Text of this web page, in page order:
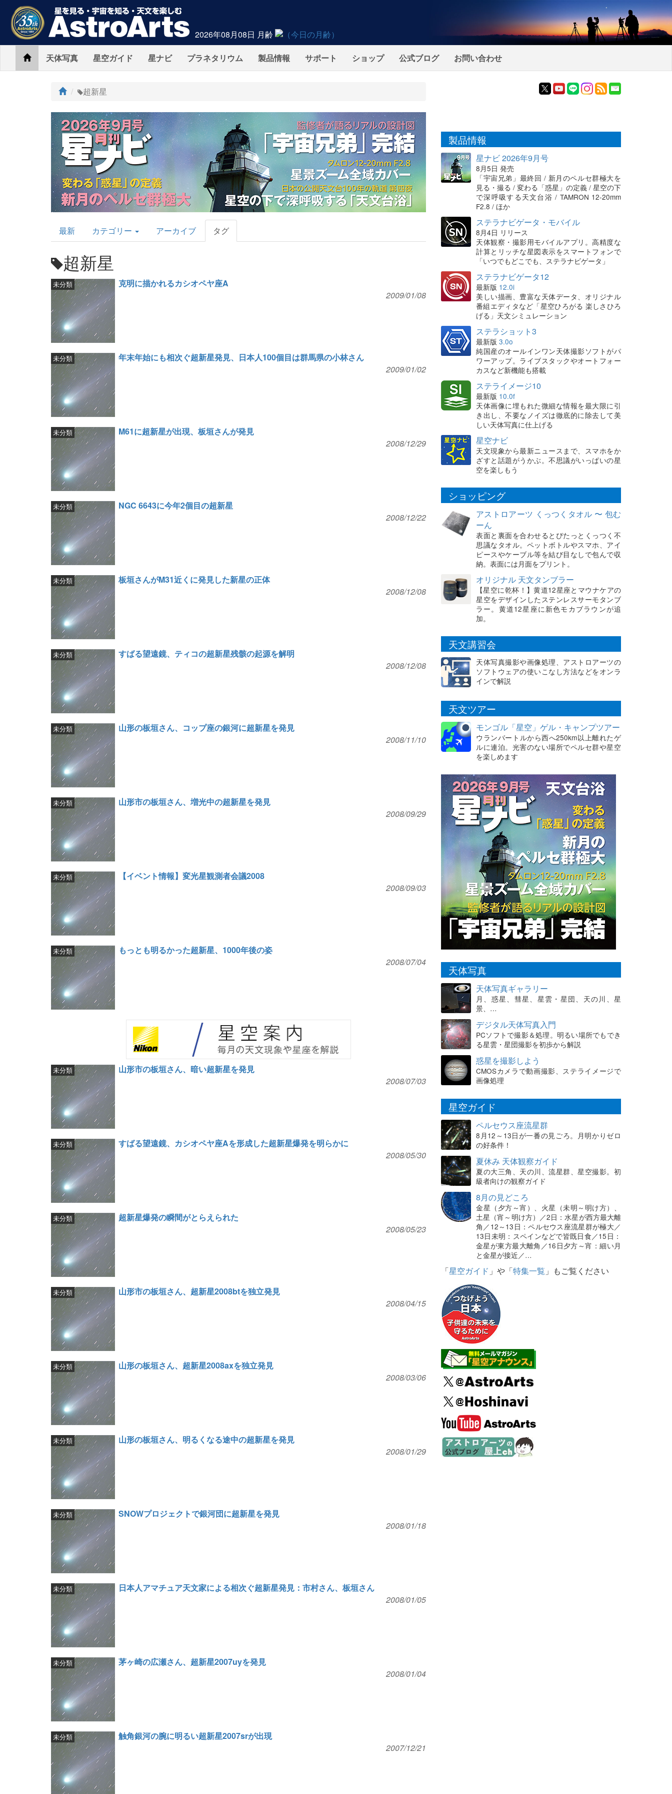
2026年08月08日 月齢
Home天体写真 星空ガイド 星ナビ プラネタリウム 製品情報 サポート ショップ 公式ブログ お問い合わせ
ト
プ
超新星
AstroArts
Topics
最新 カテゴリー アーカイブ タグ
超新星
克明に描かれるカシオペヤ座A
未分類
2009/01/08
年末年始にも相次ぐ超新星発見、日本人100個目は群馬県の小林さん
未分類
2009/01/02
M61に超新星が出現、板垣さんが発見
未分類
2008/12/29
NGC 6643に今年2個目の超新星
未分類
2008/12/22
板垣さんがM31近くに発見した新星の正体
未分類
2008/12/08
すばる望遠鏡、ティコの超新星残骸の起源を解明
未分類
2008/12/08
山形の板垣さん、コップ座の銀河に超新星を発見
未分類
2008/11/10
山形市の板垣さん、増光中の超新星を発見
未分類
2008/09/29
【イベント情報】変光星観測者会議2008
未分類
2008/09/03
もっとも明るかった超新星、1000年後の姿
未分類
2008/07/04
山形市の板垣さん、暗い超新星を発見
未分類
2008/07/03
すばる望遠鏡、カシオペヤ座Aを形成した超新星爆発を明らかに
未分類
2008/05/30
超新星爆発の瞬間がとらえられた
未分類
2008/05/23
山形市の板垣さん、超新星2008btを独立発見
未分類
2008/04/15
山形の板垣さん、超新星2008axを独立発見
未分類
2008/03/06
山形の板垣さん、明るくなる途中の超新星を発見
未分類
2008/01/29
SNOWプロジェクトで銀河団に超新星を発見
未分類
2008/01/18
日本人アマチュア天文家による相次ぐ超新星発見：市村さん、板垣さん
未分類
2008/01/05
茅ヶ崎の広瀬さん、超新星2007uyを発見
未分類
2008/01/04
触角銀河の腕に明るい超新星2007srが出現
未分類
2007/12/21
製品情報
星ナビ 2026年9月号
8月5日 発売
「宇宙兄弟」最終回 / 新月のペルセ群極大を
見る・撮る / 変わる「惑星」の定義 / 星空の下
で深呼吸する天文台浴 / TAMRON 12-20mm
F2.8 / ほか
ステラナビゲータ・モバイル
8月4日 リリース
天体観察・撮影用モバイルアプリ。高精度な
計算とリッチな星図表示をスマートフォンで
「いつでもどこでも、ステラナビゲータ」
ステラナビゲータ12
最新版 12.0i
美しい描画、豊富な天体データ、オリジナル
番組エディタなど「星空ひろがる 楽しさひろ
げる」天文シミュレーション
ステラショット3
最新版 3.0o
純国産のオールインワン天体撮影ソフトがパ
ワーアップ。ライブスタックやオートフォー
カスなど新機能も搭載
ステライメージ10
最新版 10.0f
天体画像に埋もれた微細な情報を最大限に引
き出し、不要なノイズは徹底的に除去して美
しい天体写真に仕上げる
星空ナビ
天文現象から最新ニュースまで、スマホをか
ざすと話題がうかぶ。不思議がいっぱいの星
空を楽しもう
ショッピング
アストロアーツ くっつくタオル 〜 包む
ーん
表面と裏面を合わせるとぴたっとくっつく不
思議なタオル。ペットボトルやスマホ、アイ
ピースやケーブル等を結び目なしで包んで収
納。表面には月面をプリント。
オリジナル 天文タンブラー
【星空に乾杯！】黄道12星座とマウナケアの
星空をデザインしたステンレスサーモタンブ
ラー。黄道12星座に新色モカブラウンが追
加。
天文講習会
天体写真撮影や画像処理、アストロアーツの
ソフトウェアの使いこなし方法などをオンラ
インで解説
天文ツアー
モンゴル「星空」ゲル・キャンプツアー
ウランバートルから西へ250km以上離れたゲ
ルに連泊。光害のない場所でペルセ群や星空
を楽しめます
天体写真
天体写真ギャラリー
月、惑星、彗星、星雲・星団、天の川、星
景、…
デジタル天体写真入門
PCソフトで撮影＆処理。明るい場所でもでき
る星雲・星団撮影を初歩から解説
惑星を撮影しよう
CMOSカメラで動画撮影、ステライメージで
画像処理
星空ガイド
ペルセウス座流星群
8月12～13日が一番の見ごろ。月明かりゼロ
の好条件！
夏休み 天体観察ガイド
夏の大三角、天の川、流星群、星空撮影。初
級者向けの観察ガイド
8月の見どころ
金星（夕方～宵）、火星（未明～明け方）、
土星（宵～明け方）／2日：水星が西方最大離
角／12～13日：ペルセウス座流星群が極大／
13日未明：スペインなどで皆既日食／15日：
金星が東方最大離角／16日夕方～宵：細い月
と金星が接近／…
「星空ガイド 」や「特集一覧 」もご覧ください